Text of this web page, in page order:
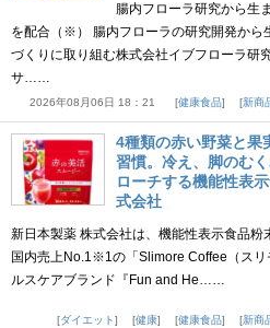
腸内フローラ研究から生
を配合（※） 腸内フローラの研究開発か
づくりに取り組む株式会社イブフローラ研
サ……
2026年08月06日 18：21 健康食品 新商
4種類の赤い野菜と果
習慣。冷え、脚のむ
ローチする機能性表
式会社
新日本製薬 株式会社は、機能性表示食品
国内売上No.1※1の「Slimore Coffee（ス
ルスケアブランド『Fun and He……
ダイエット
健康 健康食品 新商